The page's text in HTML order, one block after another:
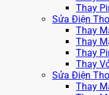
Thay
Sửa Điện
Thay
Thay
Thay
Thay
Sửa Điện
Thay